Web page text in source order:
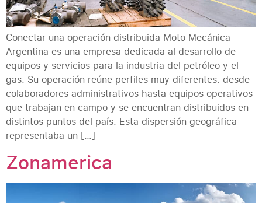
Conectar una operación distribuida Moto Mecánica
Argentina es una empresa dedicada al desarrollo de
equipos y servicios para la industria del petróleo y el
gas. Su operación reúne perfiles muy diferentes: desde
colaboradores administrativos hasta equipos operativos
que trabajan en campo y se encuentran distribuidos en
distintos puntos del país. Esta dispersión geográfica
representaba un […]
Zonamerica